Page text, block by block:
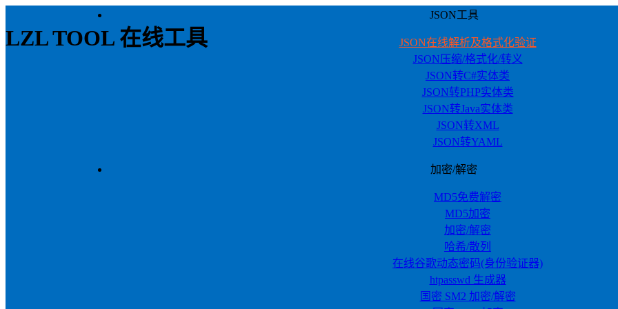
LZL TOOL 在线工具
JSON工具
JSON在线解析及格式化验证
JSON压缩/格式化/转义
JSON转C#实体类
JSON转PHP实体类
JSON转Java实体类
JSON转XML
JSON转YAML
加密/解密
MD5免费解密
MD5加密
加密/解密
哈希/散列
在线谷歌动态密码(身份验证器)
htpasswd 生成器
国密 SM2 加密/解密